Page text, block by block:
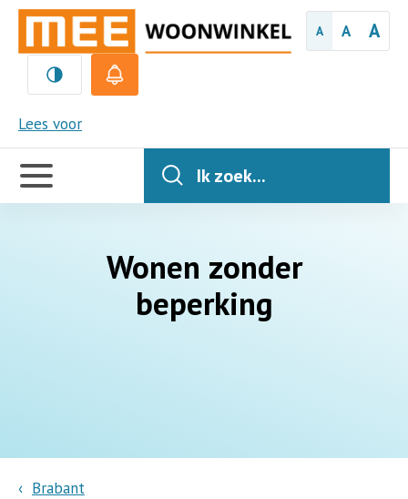
A A A
Lees voor
MEE
Handige
links
Ik zoek...
Wonen zonder
beperking
Brabant